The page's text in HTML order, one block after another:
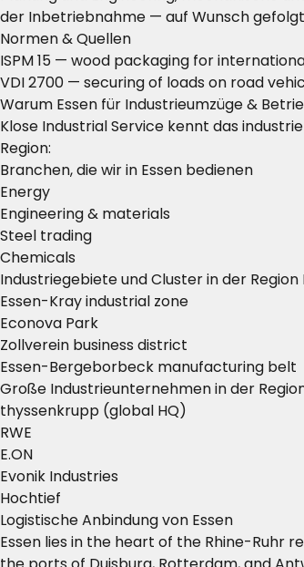
der Inbetriebnahme — auf Wunsch
Normen & Quellen
ISPM 15 — wood packaging for
VDI 2700 — securing of loads on road
Warum Essen für Industrieumzüge &
Klose Industrial Service kennt das
Region:
Branchen, die wir in Essen bedienen
Energy
Engineering & materials
Steel trading
Chemicals
Industriegebiete und Cluster in der Region
Essen-Kray industrial zone
Econova Park
Zollverein business district
Essen-Bergeborbeck manufacturing belt
Große Industrieunternehmen in der
thyssenkrupp (global HQ)
RWE
E.ON
Evonik Industries
Hochtief
Logistische Anbindung von Essen
Essen lies in the heart of the Rhine-Ruhr